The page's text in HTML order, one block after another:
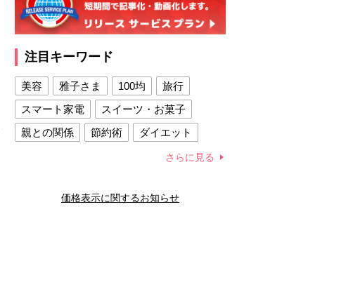
注目キーワード
美容 雅子さま 100均
旅行
スマート家電
スイーツ・お菓子
親との関係
節約術
ダイエット
夫との関係
新津春子 どか食い
さらに見る
価格表示に関するお知らせ